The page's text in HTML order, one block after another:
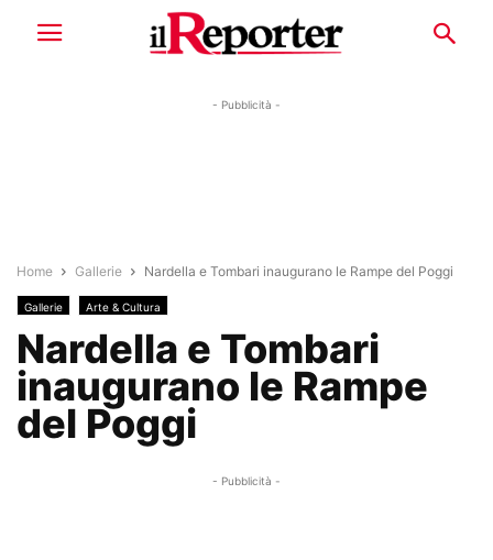
- Pubblicità -
Home Gallerie Nardella e Tombari inaugurano le Rampe del Poggi
Gallerie Arte & Cultura
Nardella e Tombari
inaugurano le Rampe
del Poggi
- Pubblicità -